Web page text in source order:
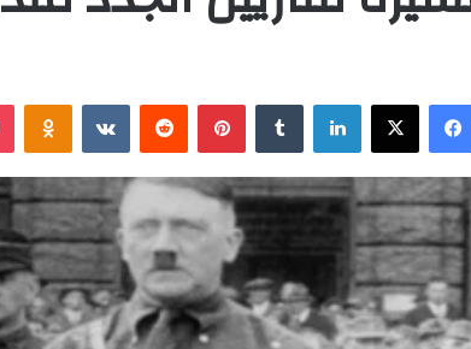
فيسبوك ‫X لينكدإن ‏Tumblr بينتيريست ‏Reddit
‏VKontakte
Odnoklassniki